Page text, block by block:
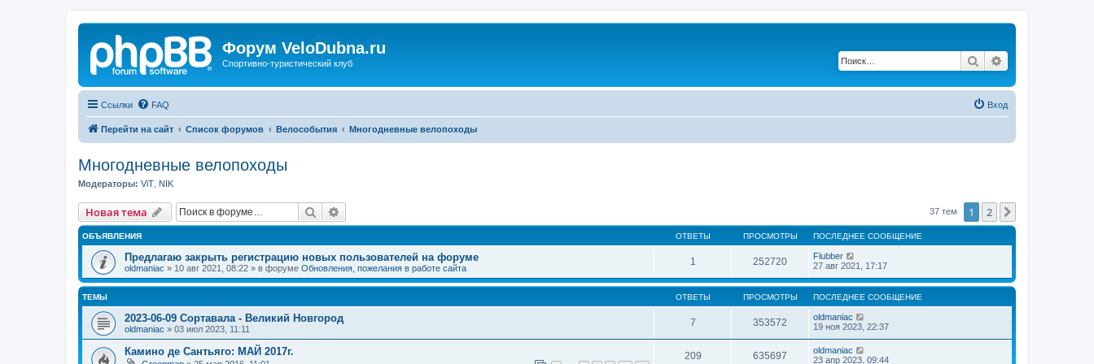
Форум VeloDubna.ru
Спортивно-туристический клуб Поиск
Ссылки FAQ Вход
Перейти на сайт Список форумов Велособытия Многодневные велопоходы
Многодневные велопоходы
Модераторы: ViT NIK
Новая тема Поиск 37 тем 1 2
ОБЪЯВЛЕНИЯ ОТВЕТЫ ПРОСМОТРЫ ПОСЛЕДНЕЕ СООБЩЕНИЕ
Предлагаю закрыть регистрацию новых пользователей на форуме
oldmaniac » 10 авг 2021, 08:22 » в форуме Обновления, пожелания в работе сайта
1 252720
Flubber
27 авг 2021, 17:17
ТЕМЫ ОТВЕТЫ ПРОСМОТРЫ ПОСЛЕДНЕЕ СООБЩЕНИЕ
2023-06-09 Сортавала - Великий Новгород
oldmaniac » 03 июл 2023, 11:11
7 353572
oldmaniac
19 ноя 2023, 22:37
Камино де Сантьяго: МАЙ 2017г. 209 635697
oldmaniac
23 апр 2023, 09:44